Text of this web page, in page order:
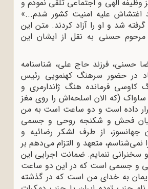
وظیفه‌ الهى و اجتماعى تلقى نمودم و
اغتشاش علیه امنیت کشور شدم...»
شد و او را آزاد کردند. متن این
مرحوم حسنی به نقل از ایشان این
حسنى، فرزند حاج على، شناسنامه‌
بزرگ‌آباد در حضور سرهنگ کهنمویى رئیس
کاوسى فرمانده هنگ ژاندارمرى و
(که الان اسلحه‌اش را روى مغز
داده است و دو ساعت است به من
فحش و شکنجه‌ روحى و جسمى
از طرف لشکر رضائیه و
متعهد و التزام مى‌دهم بر
و سخنرانى ننمایم. ضمانت اجرایى این
روحى و جسمى است که در این دو ساعت
کردید. 2ـ ایمان به خداى من است که در گذشته